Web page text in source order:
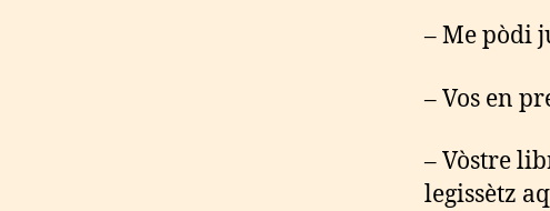
– Me pòdi
– Vos en
– Vòstre
legissètz